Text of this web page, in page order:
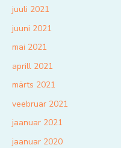
juuli 2021
juuni 2021
mai 2021
aprill 2021
märts 2021
veebruar 2021
jaanuar 2021
jaanuar 2020